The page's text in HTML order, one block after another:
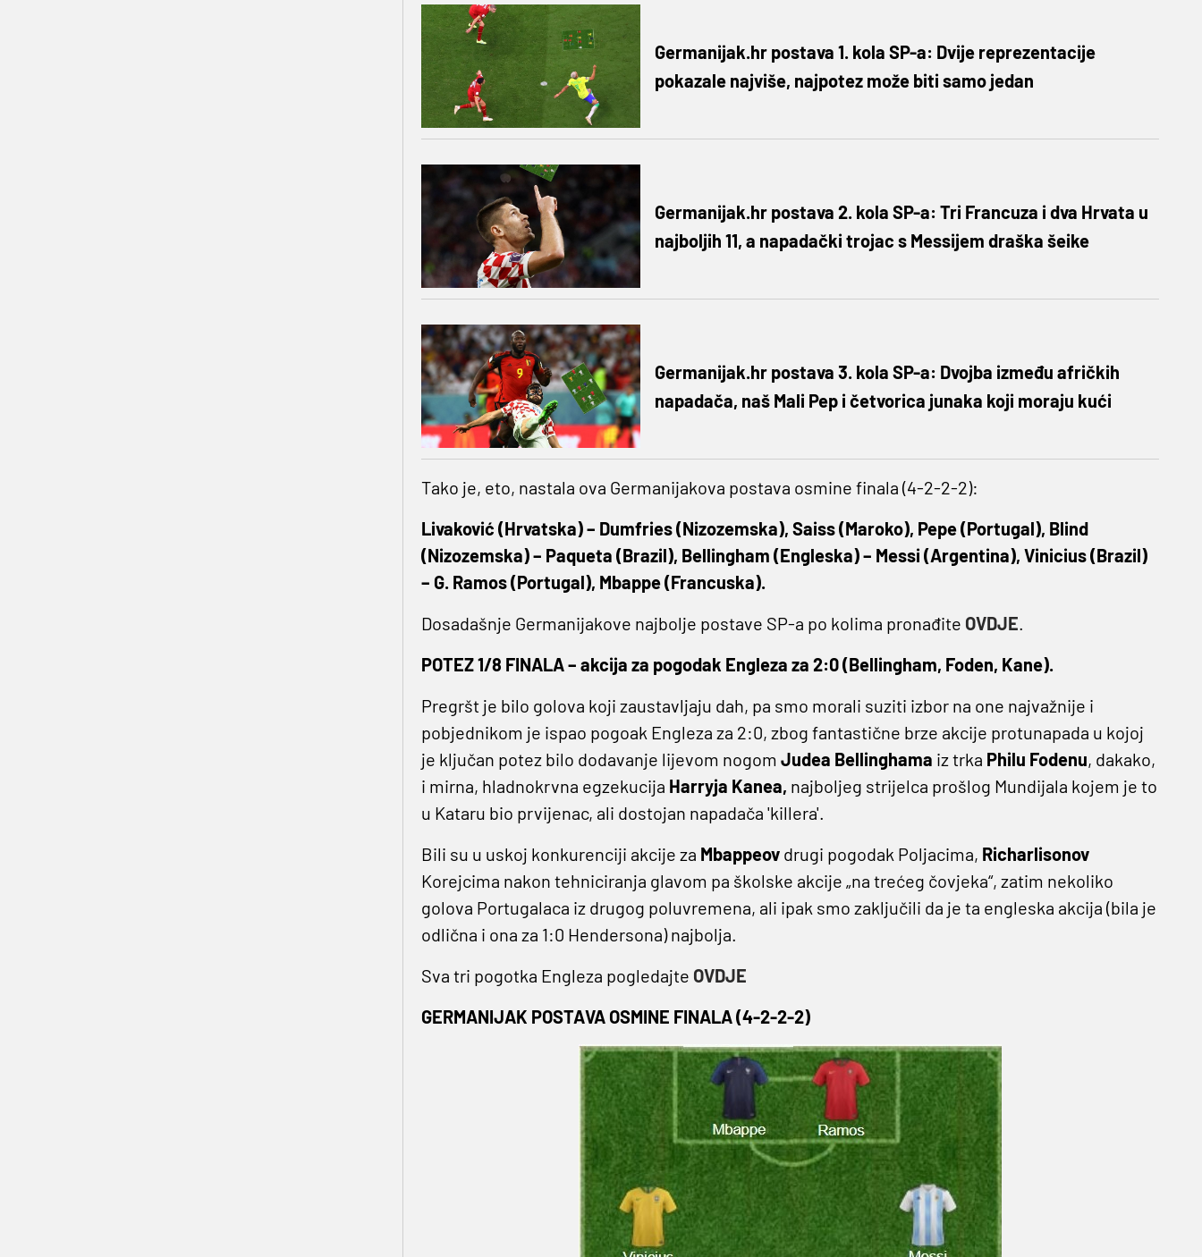
Germanijak.hr postava 1. kola SP-a: Dvije reprezentacije
pokazale najviše, najpotez može biti samo jedan
Germanijak.hr postava 2. kola SP-a: Tri Francuza i dva Hrvata u
najboljih 11, a napadački trojac s Messijem draška šeike
Germanijak.hr postava 3. kola SP-a: Dvojba između afričkih
napadača, naš Mali Pep i četvorica junaka koji moraju kući
Tako je, eto, nastala ova Germanijakova postava osmine finala (4-2-2-2):
Livaković (Hrvatska) – Dumfries (Nizozemska), Saiss (Maroko), Pepe (Portugal), Blind
(Nizozemska) – Paqueta (Brazil), Bellingham (Engleska) – Messi (Argentina), Vinicius (Brazil)
– G. Ramos (Portugal), Mbappe (Francuska).
Dosadašnje Germanijakove najbolje postave SP-a po kolima pronađite OVDJE.
POTEZ 1/8 FINALA – akcija za pogodak Engleza za 2:0 (Bellingham, Foden, Kane).
Pregršt je bilo golova koji zaustavljaju dah, pa smo morali suziti izbor na one najvažnije i
pobjednikom je ispao pogoak Engleza za 2:0, zbog fantastične brze akcije protunapada u kojoj
je ključan potez bilo dodavanje lijevom nogom Judea Bellinghama iz trka Philu Fodenu, dakako,
i mirna, hladnokrvna egzekucija Harryja Kanea, najboljeg strijelca prošlog Mundijala kojem je to
u Kataru bio prvijenac, ali dostojan napadača 'killera'.
Bili su u uskoj konkurenciji akcije za Mbappeov drugi pogodak Poljacima, Richarlisonov
Korejcima nakon tehniciranja glavom pa školske akcije „na trećeg čovjeka“, zatim nekoliko
golova Portugalaca iz drugog poluvremena, ali ipak smo zaključili da je ta engleska akcija (bila je
odlična i ona za 1:0 Hendersona) najbolja.
Sva tri pogotka Engleza pogledajte OVDJE
GERMANIJAK POSTAVA OSMINE FINALA (4-2-2-2)